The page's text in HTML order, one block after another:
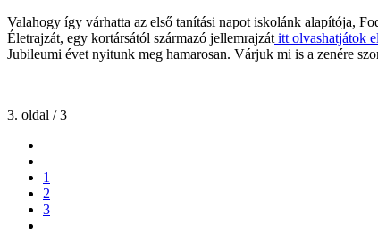
Valahogy így várhatta az első tanítási napot iskolánk alapítója,
Életrajzát, egy kortársától származó jellemrajzát itt olvashatjátok el
Jubileumi évet nyitunk meg hamarosan. Várjuk mi is a zenére
3. oldal / 3
1
2
3